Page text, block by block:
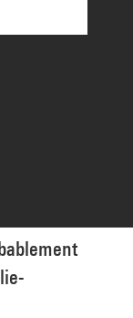
MNAM-CCI